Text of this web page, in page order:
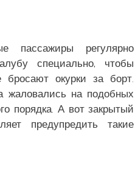
пассажиры регулярно
специально, чтобы
бросают окурки за борт.
жаловались на подобных
порядка. А вот закрытый
предупредить такие